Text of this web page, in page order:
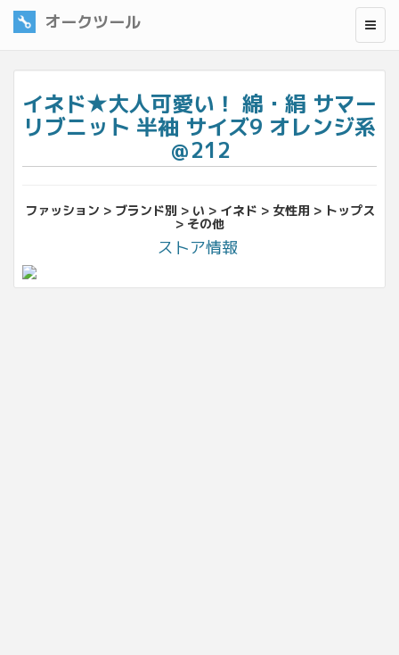
オークツール
イネド★大人可愛い！ 綿・絹 サマー
リブニット 半袖 サイズ9 オレンジ系
＠212
ファッション > ブランド別 > い > イネド > 女性用 > トップス
> その他
ストア情報